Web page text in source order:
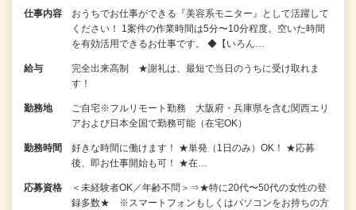
仕事内容
おうちでお仕事ができる『美容系モニター』として活躍して
ください！ 1案件の作業時間は5分〜10分程度。空いた時間
を有効活用できるお仕事です。 ◆【いろん…
給与
完全出来高制 ★謝礼は、最短で当日のうちに受け取れま
す！
勤務地
ご自宅※フルリモート勤務 大阪府・兵庫県を含む関西エリ
アおよび日本全国で勤務可能（在宅OK）
勤務時間
好きな時間に働けます！ ★単発（1日のみ）OK！ ★応募
後、即お仕事開始も可！ ★在…
応募資格
＜未経験者OK／年齢不問＞⇒★特に20代〜50代の女性の登
録多数★ ※スマートフォンもしくはパソコンをお持ちの方